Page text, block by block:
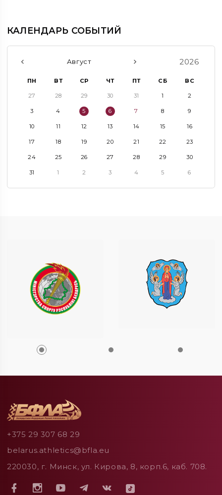
КАЛЕНДАРЬ СОБЫТИЙ
Август 2026
ПН ВТ СР ЧТ ПТ СБ ВС
27 28 29 30 31 1 2
3 4 5 6 7 8 9
10 11 12 13 14 15 16
17 18 19 20 21 22 23
24 25 26 27 28 29 30
31 1 2 3 4 5 6
+375 29 307 68 29
belarus.athletics@bfla.eu
220030, г. Минск, ул. Кирова, 8, корп.6, каб. 708.